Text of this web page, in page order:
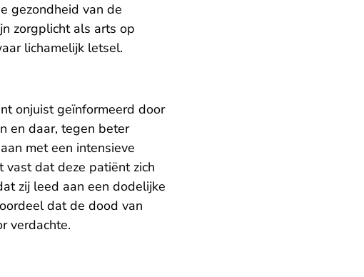
gezondheid van de
zorgplicht als arts op
lichamelijk letsel.
onjuist geïnformeerd door
en daar, tegen beter
met een intensieve
dat deze patiënt zich
zij leed aan een dodelijke
dat de dood van
verdachte.